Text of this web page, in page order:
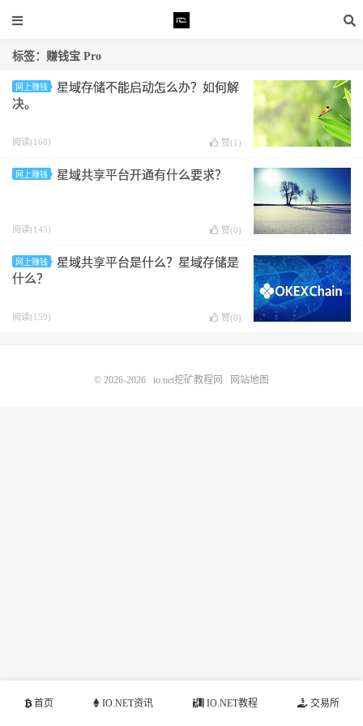
标签：赚钱宝 Pro
网上赚钱
星域存储不能启动怎么办？如何解
决。
阅读(168) 赞(1 )
网上赚钱 星域共享平台开通有什么要求？
阅读(145) 赞(0)
网上赚钱
星域共享平台是什么？星域存储是
什么？
阅读(159) 赞(0)
首页 IO.NET资讯 IO.NET教程 交易所
© 2026-2026 io.net挖矿教程网 网站地图